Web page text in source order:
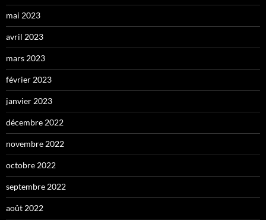
mai 2023
avril 2023
mars 2023
février 2023
janvier 2023
décembre 2022
novembre 2022
octobre 2022
septembre 2022
août 2022